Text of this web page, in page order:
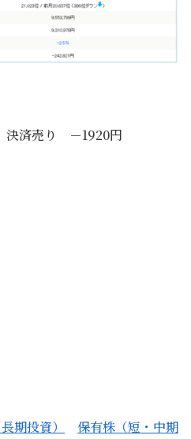
済売り －1920円
期投資）
保有株（短・中期